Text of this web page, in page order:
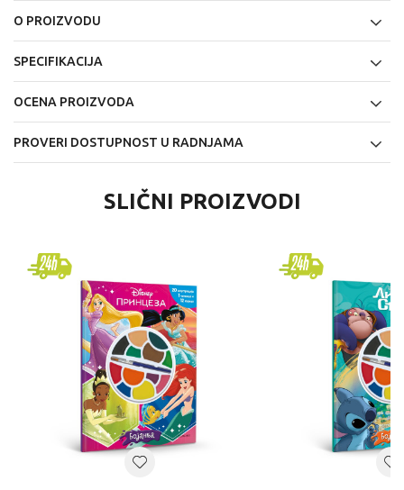
O PROIZVODU
SPECIFIKACIJA
OCENA PROIZVODA
PROVERI DOSTUPNOST U RADNJAMA
SLIČNI PROIZVODI